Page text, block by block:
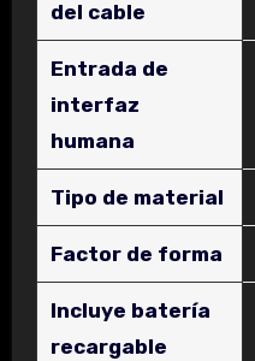
del cable
Entrada de
interfaz
humana
Tipo de material
Factor de forma
Incluye batería
recargable